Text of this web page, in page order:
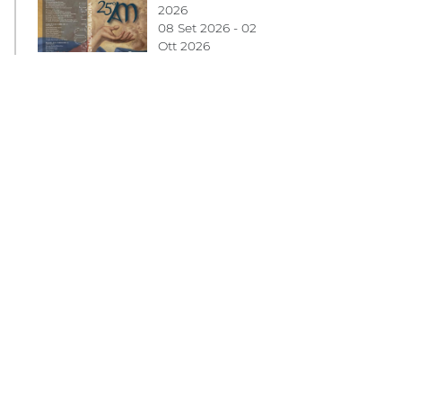
2026
08 Set 2026 - 02
Ott 2026